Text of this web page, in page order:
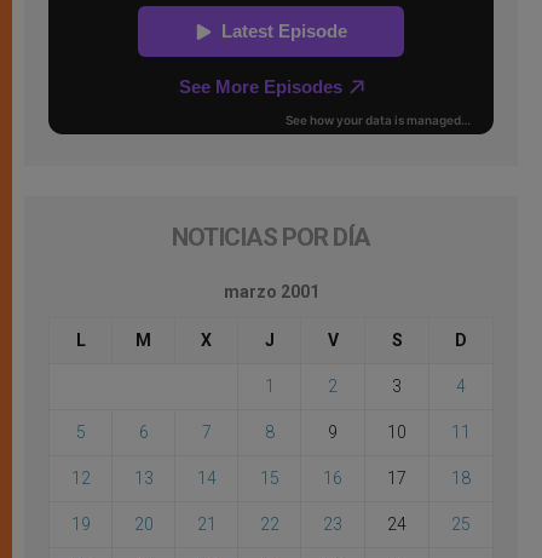
NOTICIAS POR DÍA
marzo 2001
L M X J V S D
1 2 3 4
5 6 7 8 9 10 11
12 13 14 15 16 17 18
19 20 21 22 23 24 25